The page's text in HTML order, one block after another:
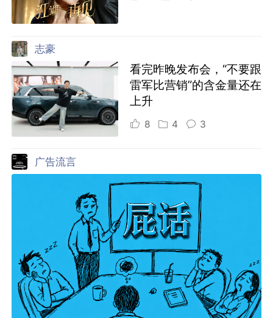
志豪
看完昨晚发布会，“不要跟
雷军比营销”的含金量还在
上升
8 4 3
广告流言